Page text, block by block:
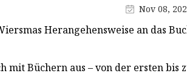
Nov 08,
Herangehensweise an das
mit Büchern aus – von der ersten